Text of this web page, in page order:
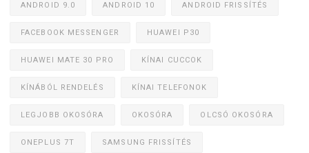
ANDROID 9.0 ANDROID 10 ANDROID FRISSÍTÉS
FACEBOOK MESSENGER HUAWEI P30
HUAWEI MATE 30 PRO KÍNAI CUCCOK
KÍNÁBÓL RENDELÉS KÍNAI TELEFONOK
LEGJOBB OKOSÓRA OKOSÓRA OLCSÓ OKOSÓRA
ONEPLUS 7T SAMSUNG FRISSÍTÉS